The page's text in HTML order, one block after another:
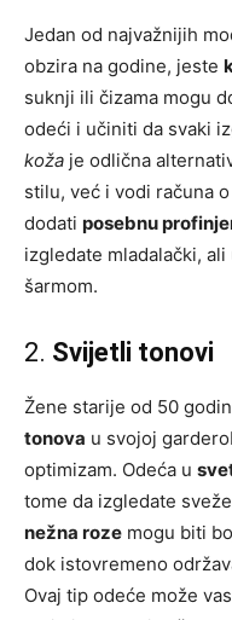
Jedan od najvažnijih
obzira na godine, jeste
suknji ili čizama mogu
odeći i učiniti da svaki
koža je odlična
stilu, već i vodi računa
dodati posebnu
izgledate mladalački,
šarmom.
2. Svijetli tonovi
Žene starije od 50
tonova u svojoj
optimizam. Odeća u
tome da izgledate
nežna roze mogu biti
dok istovremeno
Ovaj tip odeće može